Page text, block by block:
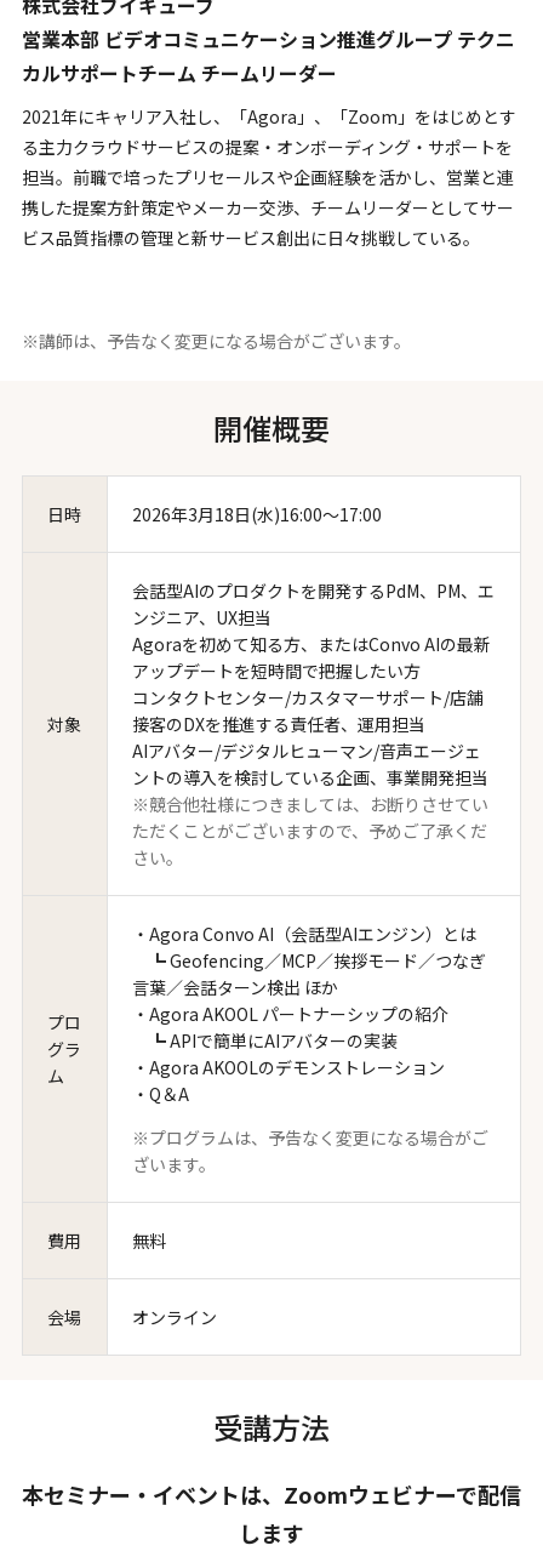
営業本部 ビデオコミュニケーション推進グループ テクニ
カルサポートチーム チームリーダー
2021年にキャリア入社し、「Agora」、「Zoom」をはじめとす
る主力クラウドサービスの提案・オンボーディング・サポートを
担当。前職で培ったプリセールスや企画経験を活かし、営業と連
携した提案方針策定やメーカー交渉、チームリーダーとしてサー
ビス品質指標の管理と新サービス創出に日々挑戦している。
※講師は、予告なく変更になる場合がございます。
開催概要
日時 2026年3月18日(水)16:00〜17:00
対象
会話型AIのプロダクトを開発するPdM、PM、エ
ンジニア、UX担当
Agoraを初めて知る方、またはConvo AIの最新
アップデートを短時間で把握したい方
コンタクトセンター/カスタマーサポート/店舗
接客のDXを推進する責任者、運用担当
AIアバター/デジタルヒューマン/音声エージェ
ントの導入を検討している企画、事業開発担当
※競合他社様につきましては、お断りさせてい
ただくことがございますので、予めご了承くだ
さい。
プロ
グラ
ム
・Agora Convo AI（会話型AIエンジン）とは
┗ Geofencing／MCP／挨拶モード／つなぎ
言葉／会話ターン検出 ほか
・Agora AKOOL パートナーシップの紹介
┗ APIで簡単にAIアバターの実装
・Agora AKOOLのデモンストレーション
・Q＆A
※プログラムは、予告なく変更になる場合がご
ざいます。
費用 無料
会場 オンライン
受講方法
本セミナー・イベントは、Zoomウェビナーで配信
します